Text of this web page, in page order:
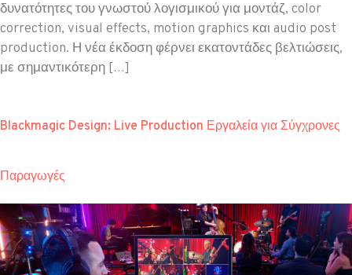
δυνατότητες του γνωστού λογισμικού για μοντάζ, color
correction, visual effects, motion graphics και audio post
production. Η νέα έκδοση φέρνει εκατοντάδες βελτιώσεις,
με σημαντικότερη […]
Blackmagic Design: Live Production Εργαλεία για Σύγχρονες
Παραγωγές